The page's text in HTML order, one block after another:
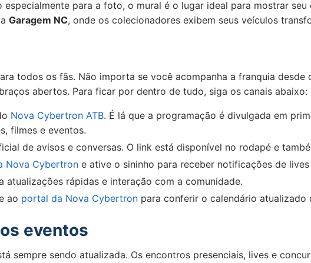
para a foto, o mural é o lugar ideal para mostrar
Garagem NC, onde os colecionadores exibem seus veículos
todos os fãs. Não importa se você acompanha a franquia desde
abertos. Para ficar por dentro de tudo, siga os canais abaixo:
Nova Cybertron ATB. É lá que a programação é divulgada em
filmes e eventos.
de avisos e conversas. O link está disponível no rodapé e
Nova Cybertron e ative o sininho para receber notificações de
atualizações rápidas e interação com a comunidade.
ao portal da Nova Cybertron para conferir o calendário atualizado
eventos
sempre sendo atualizada. Os encontros presenciais, lives e